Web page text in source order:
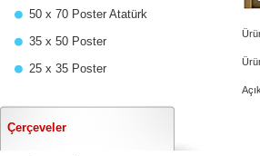
50 x 70 Poster Atatürk
35 x 50 Poster
25 x 35 Poster
Çerçeveler